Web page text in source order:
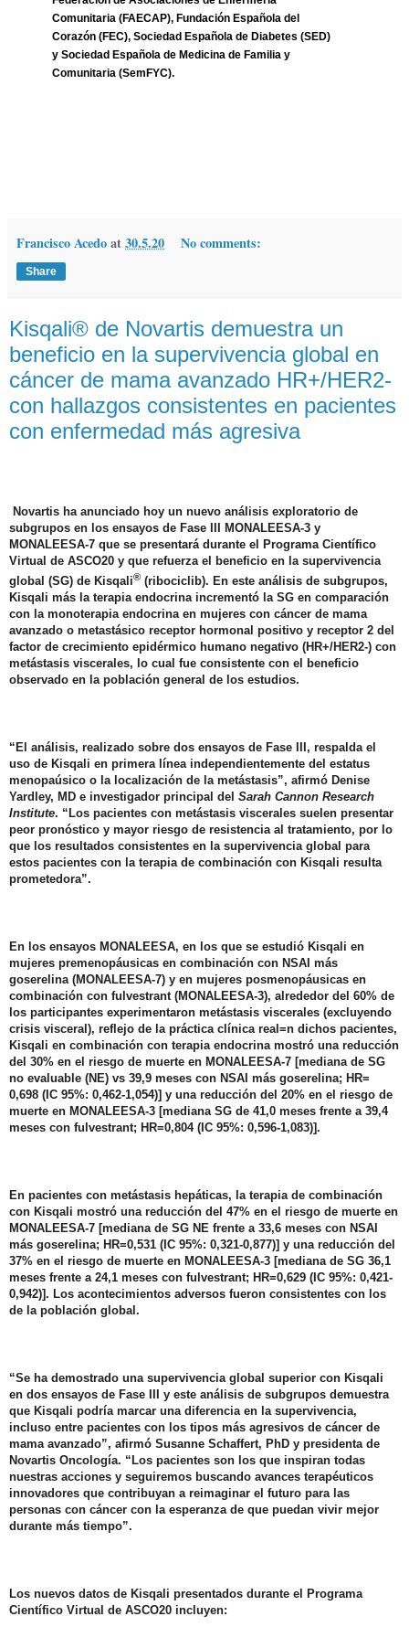
Comunitaria (FAECAP), Fundación Española del
Corazón (FEC), Sociedad Española de Diabetes (SED)
y Sociedad Española de Medicina de Familia y
Comunitaria (SemFYC).
Francisco Acedoat30.5.20 No comments:
Share
Kisqali® de Novartis demuestra un
beneficio en la supervivencia global en
cáncer de mama avanzado HR+/HER2-
con hallazgos consistentes en pacientes
con enfermedad más agresiva
Novartis ha anunciado hoy un nuevo análisis exploratorio de
subgrupos en los ensayos de Fase III MONALEESA-3 y
MONALEESA-7 que se presentará durante el Programa Científico
Virtual de ASCO20 y que refuerza el beneficio en la supervivencia
global (SG) de Kisqali® (ribociclib). En este análisis de subgrupos,
Kisqali más la terapia endocrina incrementó la SG en comparación
con la monoterapia endocrina en mujeres con cáncer de mama
avanzado o metastásico receptor hormonal positivo y receptor 2 del
factor de crecimiento epidérmico humano negativo (HR+/HER2-) con
metástasis viscerales, lo cual fue consistente con el beneficio
observado en la población general de los estudios.
“El análisis, realizado sobre dos ensayos de Fase III, respalda el
uso de Kisqali en primera línea independientemente del estatus
menopaúsico o la localización de la metástasis”, afirmó Denise
Yardley, MD e investigador principal del Sarah Cannon Research
Institute. “Los pacientes con metástasis viscerales suelen presentar
peor pronóstico y mayor riesgo de resistencia al tratamiento, por lo
que los resultados consistentes en la supervivencia global para
estos pacientes con la terapia de combinación con Kisqali resulta
prometedora”.
En los ensayos MONALEESA, en los que se estudió Kisqali en
mujeres premenopáusicas en combinación con NSAI más
goserelina (MONALEESA-7) y en mujeres posmenopáusicas en
combinación con fulvestrant (MONALEESA-3), alrededor del 60% de
los participantes experimentaron metástasis viscerales (excluyendo
crisis visceral), reflejo de la práctica clínica real=n dichos pacientes,
Kisqali en combinación con terapia endocrina mostró una reducción
del 30% en el riesgo de muerte en MONALEESA-7 [mediana de SG
no evaluable (NE) vs 39,9 meses con NSAI más goserelina; HR=
0,698 (IC 95%: 0,462-1,054)] y una reducción del 20% en el riesgo de
muerte en MONALEESA-3 [mediana SG de 41,0 meses frente a 39,4
meses con fulvestrant; HR=0,804 (IC 95%: 0,596-1,083)].
En pacientes con metástasis hepáticas, la terapia de combinación
con Kisqali mostró una reducción del 47% en el riesgo de muerte en
MONALEESA-7 [mediana de SG NE frente a 33,6 meses con NSAI
más goserelina; HR=0,531 (IC 95%: 0,321-0,877)] y una reducción del
37% en el riesgo de muerte en MONALEESA-3 [mediana de SG 36,1
meses frente a 24,1 meses con fulvestrant; HR=0,629 (IC 95%: 0,421-
0,942)]. Los acontecimientos adversos fueron consistentes con los
de la población global.
“Se ha demostrado una supervivencia global superior con Kisqali
en dos ensayos de Fase III y este análisis de subgrupos demuestra
que Kisqali podría marcar una diferencia en la supervivencia,
incluso entre pacientes con los tipos más agresivos de cáncer de
mama avanzado”, afirmó Susanne Schaffert, PhD y presidenta de
Novartis Oncología. “Los pacientes son los que inspiran todas
nuestras acciones y seguiremos buscando avances terapéuticos
innovadores que contribuyan a reimaginar el futuro para las
personas con cáncer con la esperanza de que puedan vivir mejor
durante más tiempo”.
Los nuevos datos de Kisqali presentados durante el Programa
Científico Virtual de ASCO20 incluyen: